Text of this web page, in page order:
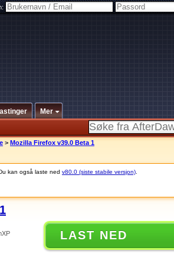
Mer
> Mozilla Firefox v39.0 Beta 1
kan også laste ned v80.0 (siste stabile versjon)
LAST NED